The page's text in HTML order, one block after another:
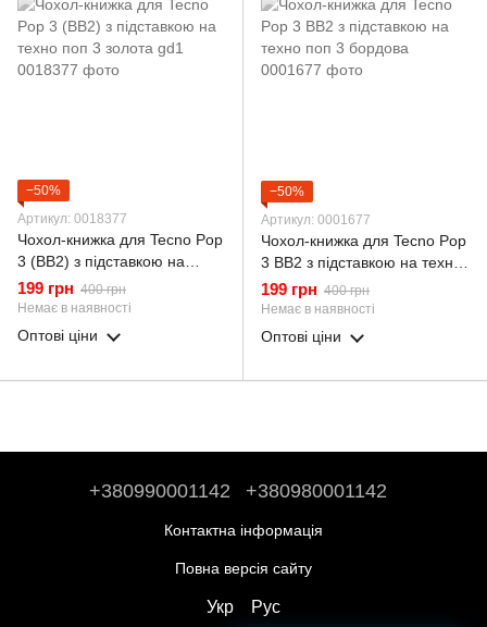
−50%
Артикул: 0018377
Чохол-книжка для Tecno Pop
3 (BB2) з підставкою на
техно поп 3 золота gd1
199 грн 400 грн
Немає в наявності
Оптові ціни
−50%
Артикул: 0001677
Чохол-книжка для Tecno Pop
3 BB2 з підставкою на техно
поп 3 бордова
199 грн 400 грн
Немає в наявності
Оптові ціни
+380990001142 +380980001142
Контактна інформація
Повна версія сайту
Укр Рус